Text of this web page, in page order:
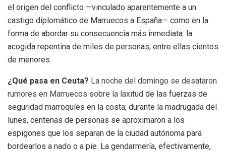
el origen del conflicto —vinculado aparentemente a un
castigo diplomático de Marruecos a España— como en la
forma de abordar su consecuencia más inmediata: la
acogida repentina de miles de personas, entre ellas cientos
de menores.
¿Qué pasa en Ceuta? La noche del domingo se desataron
rumores en Marruecos sobre la laxitud de las fuerzas de
seguridad marroquíes en la costa; durante la madrugada del
lunes, centenas de personas se aproximaron a los
espigones que los separan de la ciudad autónoma para
bordearlos a nado o a pie. La gendarmería, efectivamente,